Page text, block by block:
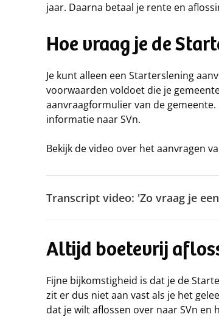
jaar. Daarna betaal je rente en
Hoe vraag je de
Je kunt alleen een Starterslening
voorwaarden voldoet die je
aanvraagformulier van de
informatie naar SVn.
Bekijk de video over het aanvragen
Trans‌c‌r‌i‌p‌t video: 'Zo vraag je
Altijd boetevrij
Fijne bijkomstigheid is dat je de
zit er dus niet aan vast als je het
dat je wilt aflossen over naar SVn en